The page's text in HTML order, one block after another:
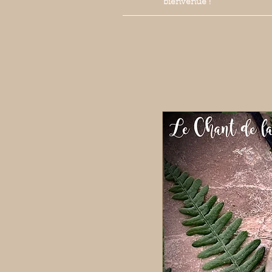
bienvenue !